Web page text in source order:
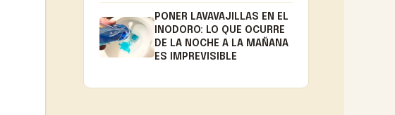
PONER LAVAVAJILLAS EN EL
INODORO: LO QUE OCURRE
DE LA NOCHE A LA MAÑANA
ES IMPREVISIBLE